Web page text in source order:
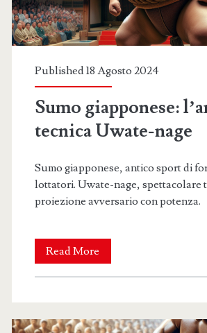
Published 18 Agosto 2024
Sumo giapponese:
tecnica Uwate-nage
Sumo giapponese, antico sport di
lottatori. Uwate-nage, spettacolare
proiezione avversario con potenza.
Read More
giapponese:
della